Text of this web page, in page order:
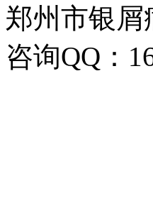
郑州市银屑
咨询QQ：